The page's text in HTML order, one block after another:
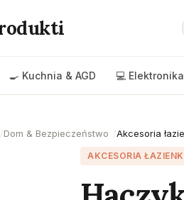
🍳 Kuchnia & AGD 💻 Elektronika
Dom & Bezpieczeństwo Akcesoria
AKCESORIA